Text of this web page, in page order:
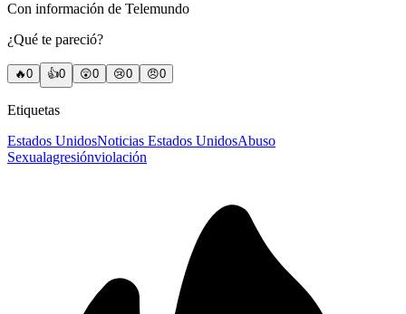
Con información de Telemundo
¿Qué te pareció?
🔥0 👍0 😲0 😢0 😠0
Etiquetas
Estados UnidosNoticias Estados UnidosAbuso
Sexualagresiónviolación